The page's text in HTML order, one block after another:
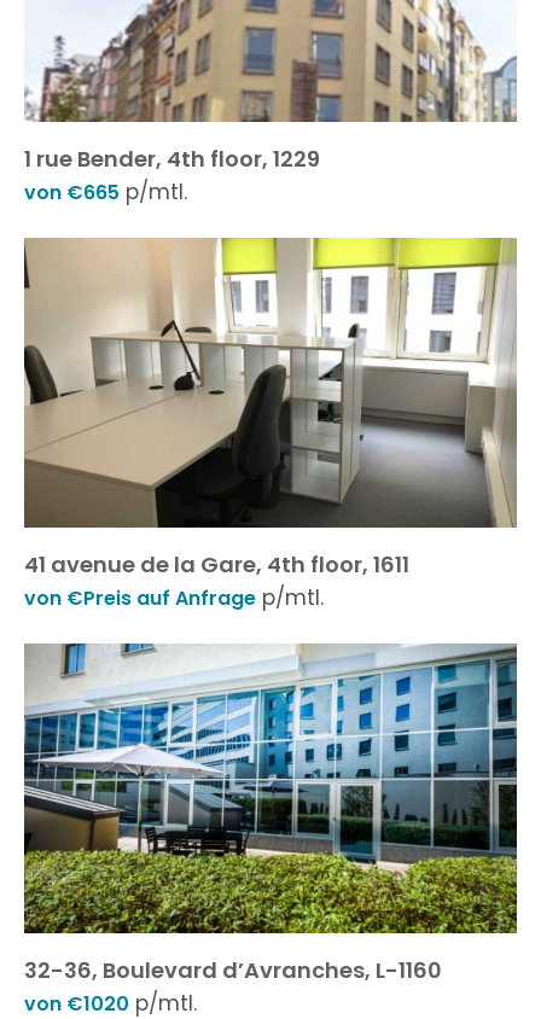
1 rue Bender, 4th floor, 1229
von €665 p/mtl.
41 avenue de la Gare, 4th floor, 1611
von €Preis auf Anfrage p/mtl.
32-36, Boulevard d’Avranches, L-1160
von €1020 p/mtl.